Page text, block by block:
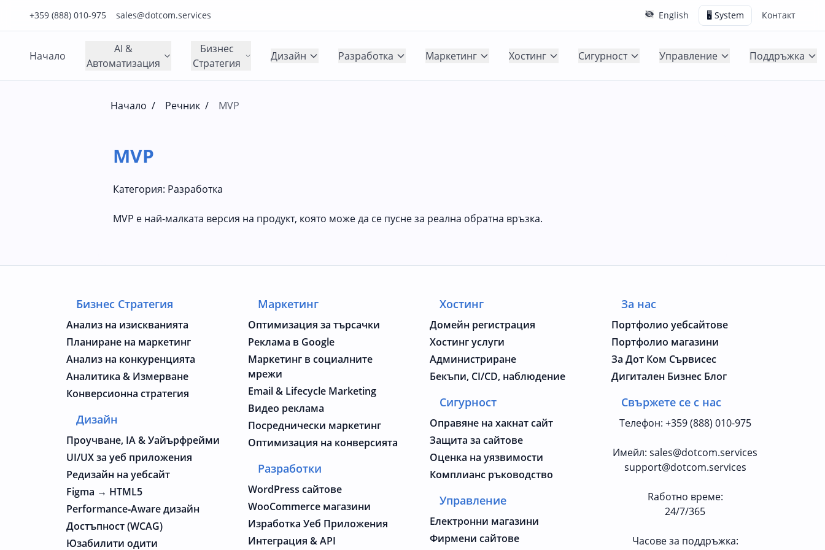
+359 (888) 010-975
Нашия телефонен номер е 0888010975
sales@dotcom.services
Нашия имейл адрес е sales@dotcom.services English 🖥️ System Контакт
Начало
AI &
Автоматизация
Бизнес
Стратегия
Дизайн Разработка Маркетинг Хостинг Сигурност Управление Поддръжка
Начало / Речник / MVP
MVP
Категория: Разработка
MVP е най-малката версия на продукт, която може да се пусне за реална обратна връзка.
Бизнес Стратегия
Анализ на изискванията
Планиране на маркетинг
Анализ на конкуренцията
Аналитика & Измерване
Конверсионна стратегия
Дизайн
Проучване, IA & Уайърфрейми
UI/UX за уеб приложения
Редизайн на уебсайт
Figma → HTML5
Performance‑Aware дизайн
Достъпност (WCAG)
Юзабилити одити
Маркетинг
Оптимизация за търсачки
Реклама в Google
Маркетинг в социалните
мрежи
Email & Lifecycle Marketing
Видео реклама
Посреднически маркетинг
Оптимизация на конверсията
Разработки
WordPress сайтове
WooCommerce магазини
Изработка Уеб Приложения
Интеграция & API
Хостинг
Домейн регистрация
Хостинг услуги
Администриране
Бекъпи, CI/CD, наблюдение
Сигурност
Оправяне на хакнат сайт
Защита за сайтове
Оценка на уязвимости
Комплианс ръководство
Управление
Електронни магазини
Фирмени сайтове
За нас
Портфолио уебсайтове
Портфолио магазини
За Дот Ком Сървисес
Дигитален Бизнес Блог
Свържете се с нас
Телефон: +359 (888) 010-975
Имейл: sales@dotcom.services
support@dotcom.services
Rаботно време:
24/7/365
Часове за поддръжка: